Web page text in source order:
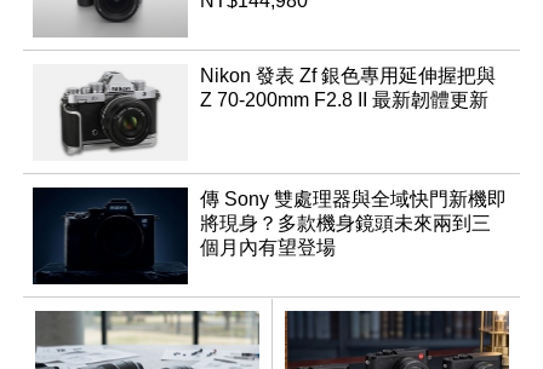
Nikon 發表 Zf 銀色專用延伸握把與
Z 70-200mm F2.8 II 最新韌體更新
傳 Sony 雙處理器與全域快門新機即
將現身？多款機身鏡頭未來兩到三
個月內有望登場